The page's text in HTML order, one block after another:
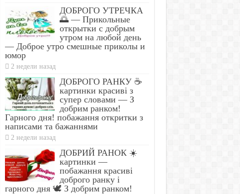
ДОБРОГО УТРЕЧКА
🌅 — Прикольные
открытки с добрым
утром на любой день
— Доброе утро смешные приколы и
юмор
2 недели назад
ДОБРОГО РАНКУ ☕
картинки красиві з
супер словами — З
добрим ранком!
Гарного дня! побажання откритки з
написами та бажаннями
2 недели назад
ДОБРИЙ РАНОК ☀️
картинки —
побажання красиві
доброго ранку і
гарного дня 🕊️ З добрим ранком!